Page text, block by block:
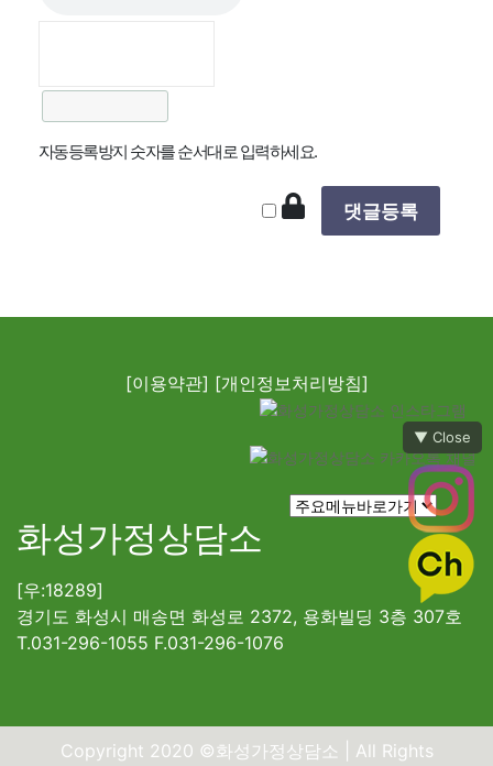
▼ Close
자동등록방지 숫자를 순서대로 입력하세요.
[이용약관] [개인정보처리방침]
화성가정상담소
[우:18289]
경기도 화성시 매송면 화성로 2372, 용화빌딩 3층 307호
T.031-296-1055 F.031-296-1076
Copyright 2020 ©화성가정상담소 | All Rights